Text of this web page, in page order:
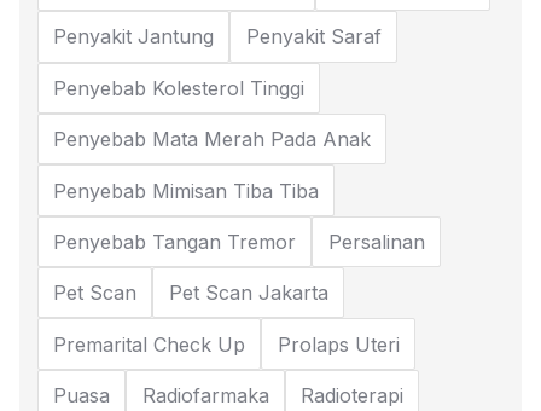
Penyakit Jantung Penyakit Saraf
Penyebab Kolesterol Tinggi
Penyebab Mata Merah Pada Anak
Penyebab Mimisan Tiba Tiba
Penyebab Tangan Tremor Persalinan
Pet Scan Pet Scan Jakarta
Premarital Check Up Prolaps Uteri
Puasa Radiofarmaka Radioterapi